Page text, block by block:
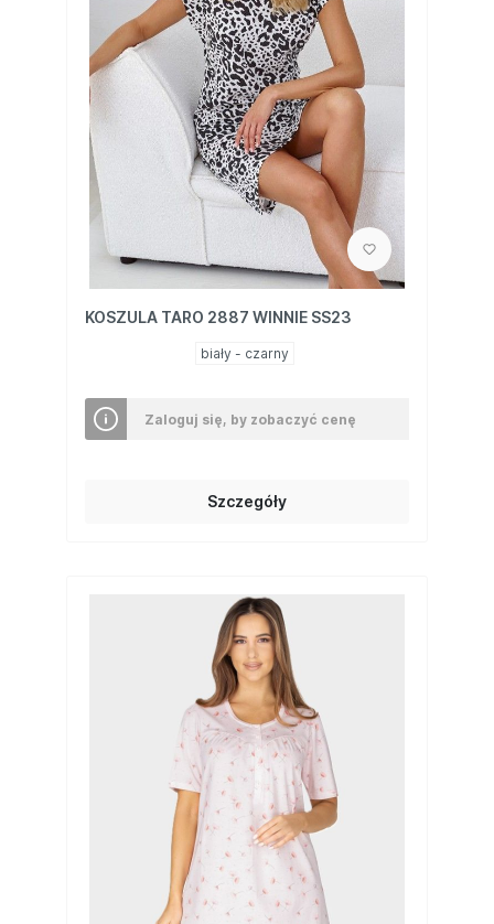
KOSZULA TARO 2887 WINNIE SS23
biały - czarny
Zaloguj się, by zobaczyć cenę
Szczegóły